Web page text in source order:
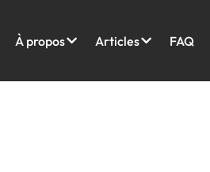
À propos Articles FAQ